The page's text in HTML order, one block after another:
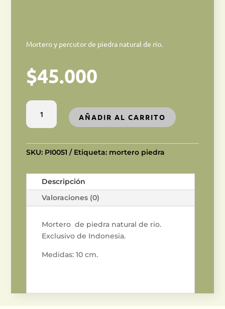
Mortero y percutor de piedra natural de rio.
$45.000
MORTERO
PIEDRA
cm
AÑADIR AL CARRITO
SKU: PI0051 Etiqueta: mortero piedra
Descripción
Valoraciones (0)
Mortero de piedra natural de rio.
Exclusivo de Indonesia.
Medidas: 10 cm.